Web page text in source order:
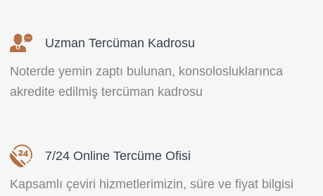
Uzman Tercüman Kadrosu
Noterde yemin zaptı bulunan, konsolosluklarınca
akredite edilmiş tercüman kadrosu
7/24 Online Tercüme Ofisi
Kapsamlı çeviri hizmetlerimizin, süre ve fiyat bilgisi